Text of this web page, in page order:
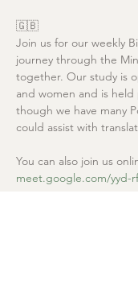
🇬🇧
Join us for our weekly
journey through the
together. Our study is
and women and is held
though we have many
could assist with
You can also join us
meet.google.com/yyd-